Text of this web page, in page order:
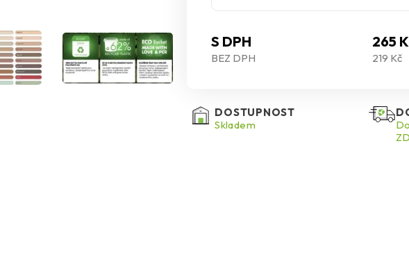
S DPH 265
BEZ DPH 219 Kč
DOSTUPNOST
Skladem